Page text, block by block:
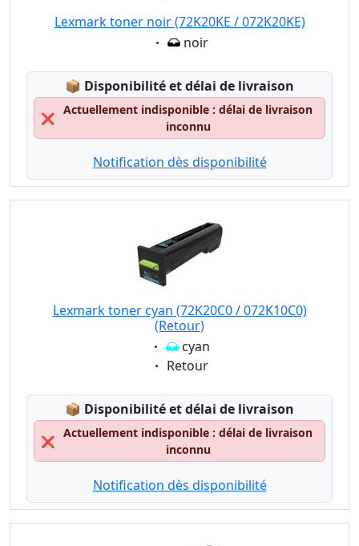
Lexmark toner noir (72K20KE / 072K20KE)
Eigenschaft:
noir
📦 Lagerstatus:
Disponibilité et délai de livraison
❌
Actuellement indisponible : délai de livraison
inconnu
Notification dès disponibilité
Lexmark toner cyan (72K20C0 / 072K10C0)
(Retour)
Eigenschaft:
cyan
Eigenschaft:
Retour
📦 Lagerstatus:
Disponibilité et délai de livraison
❌
Actuellement indisponible : délai de livraison
inconnu
Notification dès disponibilité